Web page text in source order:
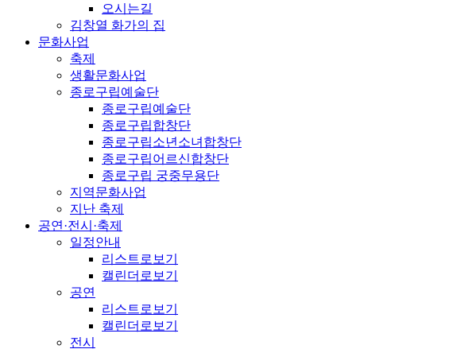
오시는길
김창열 화가의 집
문화사업
축제
생활문화사업
종로구립예술단
종로구립예술단
종로구립합창단
종로구립소년소녀합창단
종로구립어르신합창단
종로구립 궁중무용단
지역문화사업
지난 축제
공연·전시·축제
일정안내
리스트로보기
캘린더로보기
공연
리스트로보기
캘린더로보기
전시